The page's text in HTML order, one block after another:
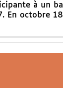
à un
En octobre